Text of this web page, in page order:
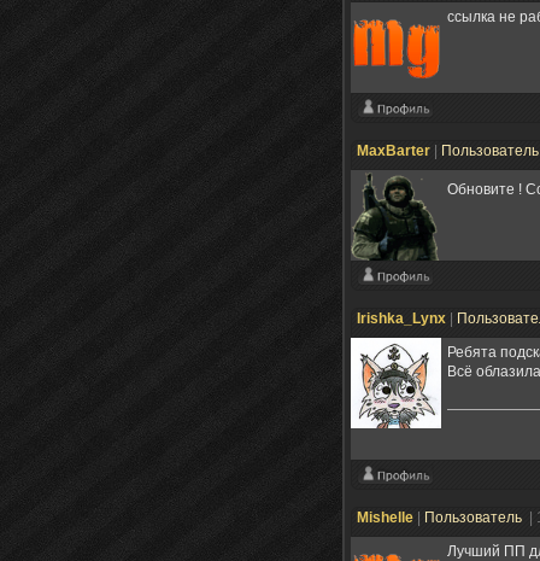
ссылка не
MaxBarter
Обновите !
Irishka_Lynx
Ребята
Всё
Mishelle Пользователь
Лучший ПП